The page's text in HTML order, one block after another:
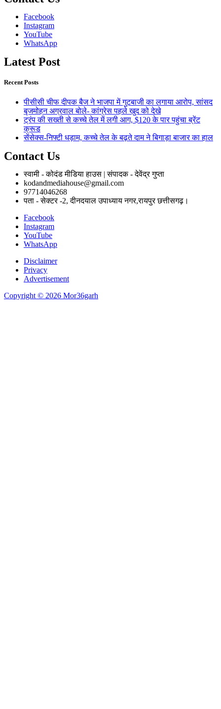
Facebook
Instagram
YouTube
WhatsApp
Latest Post
Recent Posts
पीसीसी चीफ दीपक बैज ने भाजपा में गुटबाजी का लगाया आरोप, सांसद
बृजमोहन अग्रवाल बोले- कांग्रेस पहले खुद को देखे
ट्रंप की सख्ती से कच्चे तेल में लगी आग, $120 के पार पहुंचा ब्रेंट
क्रूड
सेंसेक्स-निफ्टी धड़ाम, कच्चे तेल के बढ़ते दाम ने बिगाड़ा बाजार का हाल
Contact Us
स्वामी - कोदंड मीडिया हाउस | संपादक - देवेंद्र गुप्ता
kodandmediahouse@gmail.com
97714046268
पता - सेक्टर -2, दीनदयाल उपाध्याय नगर,रायपुर छत्तीसगढ़।
Facebook
Instagram
YouTube
WhatsApp
Disclaimer
Privacy
Advertisement
Copyright © 2026 Mor36garh